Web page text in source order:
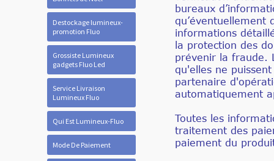
Destockage lumineux-
promotion Fluo
Grossiste Lumineux
gadgets Fluo Led
Service Livraison
Lumineux Fluo
Qui Est Lumineux-Fluo
Mode De Paiement
bureaux
qu’éventuellement
informations
la protection des
prévenir la fraude.
qu'elles ne
partenaire
automatiquement
Toutes les
traitement des
paiement du